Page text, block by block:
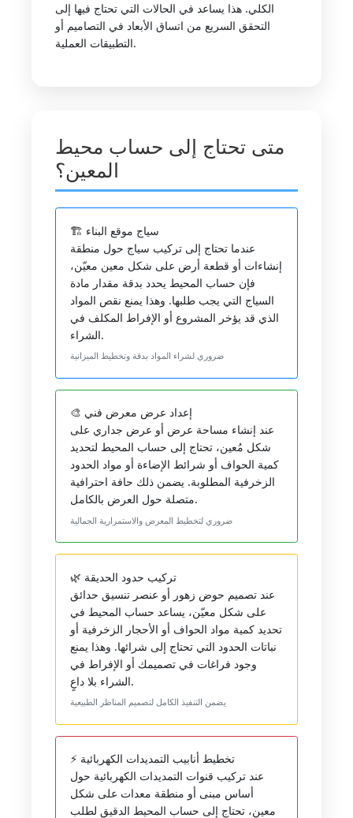
الكلي. هذا يساعد في الحالات التي تحتاج فيها إلى
التحقق السريع من اتساق الأبعاد في التصاميم أو
التطبيقات العملية.
متى تحتاج إلى حساب محيط
المعين؟
🏗️ سياج موقع البناء
عندما تحتاج إلى تركيب سياج حول منطقة
إنشاءات أو قطعة أرض على شكل معين معيّن،
فإن حساب المحيط يحدد بدقة مقدار مادة
السياج التي يجب طلبها. وهذا يمنع نقص المواد
الذي قد يؤخر المشروع أو الإفراط المكلف في
الشراء.
ضروري لشراء المواد بدقة وتخطيط الميزانية
🎨 إعداد عرض معرض فني
عند إنشاء مساحة عرض أو عرض جداري على
شكل مُعين، تحتاج إلى حساب المحيط لتحديد
كمية الحواف أو شرائط الإضاءة أو مواد الحدود
الزخرفية المطلوبة. يضمن ذلك حافة احترافية
متصلة حول العرض بالكامل.
ضروري لتخطيط المعرض والاستمرارية الجمالية
🌿 تركيب حدود الحديقة
عند تصميم حوض زهور أو عنصر تنسيق حدائق
على شكل معيّن، يساعد حساب المحيط في
تحديد كمية مواد الحواف أو الأحجار الزخرفية أو
نباتات الحدود التي تحتاج إلى شرائها. وهذا يمنع
وجود فراغات في تصميمك أو الإفراط في
الشراء بلا داعٍ.
يضمن التنفيذ الكامل لتصميم المناظر الطبيعية
⚡ تخطيط أنابيب التمديدات الكهربائية
عند تركيب قنوات التمديدات الكهربائية حول
أساس مبنى أو منطقة معدات على شكل
معين، تحتاج إلى حساب المحيط الدقيق لطلب